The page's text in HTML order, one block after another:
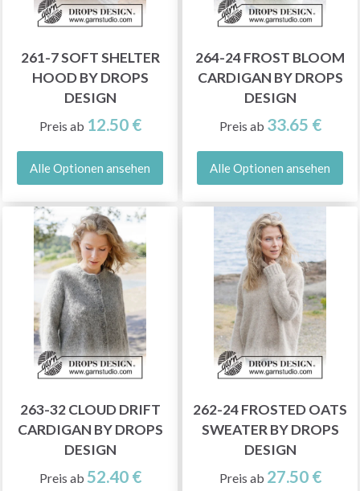
261-7 SOFT SHELTER
HOOD BY DROPS
DESIGN
Preis ab 12.50 €
Alle Optionen ansehen
264-24 FROST BLOOM
CARDIGAN BY DROPS
DESIGN
Preis ab 33.65 €
Alle Optionen ansehen
263-32 CLOUD DRIFT
CARDIGAN BY DROPS
DESIGN
Preis ab 52.40 €
262-24 FROSTED OATS
SWEATER BY DROPS
DESIGN
Preis ab 27.50 €